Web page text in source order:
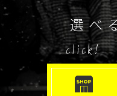
選べ
click!